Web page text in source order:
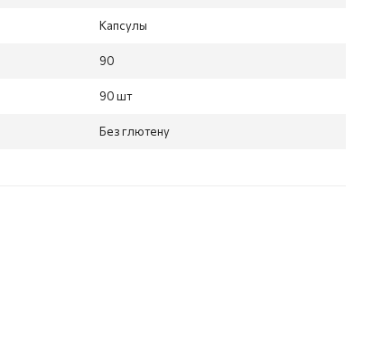
Капсулы
90
90 шт
Без глютену